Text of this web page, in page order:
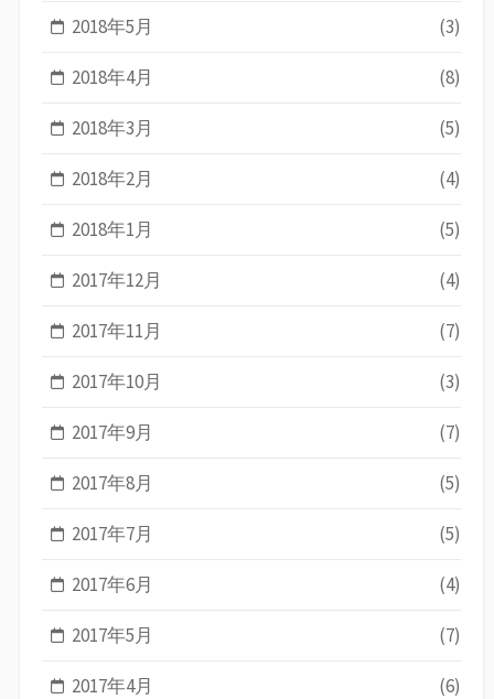
2018年5月 (3)
2018年4月 (8)
2018年3月 (5)
2018年2月 (4)
2018年1月 (5)
2017年12月 (4)
2017年11月 (7)
2017年10月 (3)
2017年9月 (7)
2017年8月 (5)
2017年7月 (5)
2017年6月 (4)
2017年5月 (7)
2017年4月 (6)